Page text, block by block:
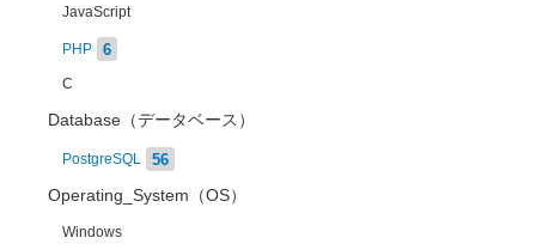
JavaScript
PHP 6
C
Database（データベース）
PostgreSQL 56
Operating_System（OS）
Windows